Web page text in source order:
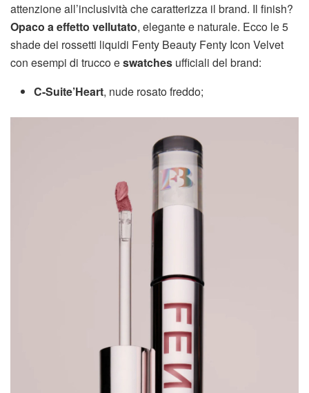
attenzione all’inclusività che caratterizza il brand. Il finish?
Opaco a effetto vellutato, elegante e naturale. Ecco le 5
shade dei rossetti liquidi Fenty Beauty Fenty Icon Velvet
con esempi di trucco eswatches ufficiali del brand:
C-Suite’Heart, nude rosato freddo;